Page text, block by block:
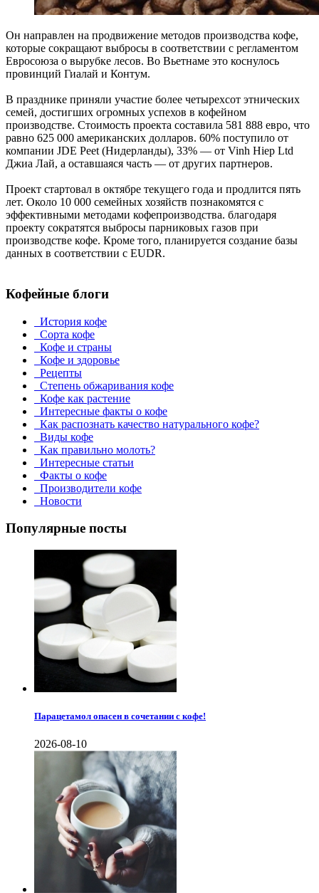
Он направлен на продвижение методов производства кофе,
которые сокращают выбросы в соответствии с регламентом
Евросоюза о вырубке лесов. Во Вьетнаме это коснулось
провинций Гиалай и Контум.
В празднике приняли участие более четырехсот этнических
семей, достигших огромных успехов в кофейном
производстве. Стоимость проекта составила 581 888 евро, что
равно 625 000 американских долларов. 60% поступило от
компании JDE Peet (Нидерланды), 33% — от Vinh Hiep Ltd
Джиа Лай, а оставшаяся часть — от других партнеров.
Проект стартовал в октябре текущего года и продлится пять
лет. Около 10 000 семейных хозяйств познакомятся с
эффективными методами кофепроизводства. благодаря
проекту сократятся выбросы парниковых газов при
производстве кофе. Кроме того, планируется создание базы
данных в соответствии с EUDR.
Кофейные блоги
История кофе
Сорта кофе
Кофе и страны
Кофе и здоровье
Рецепты
Степень обжаривания кофе
Кофе как растение
Интересные факты о кофе
Как распознать качество натурального кофе?
Виды кофе
Как правильно молоть?
Интересные статьи
Факты о кофе
Производители кофе
Новости
Популярные посты
Парацетамол опасен в сочетании с кофе!
2026-08-10